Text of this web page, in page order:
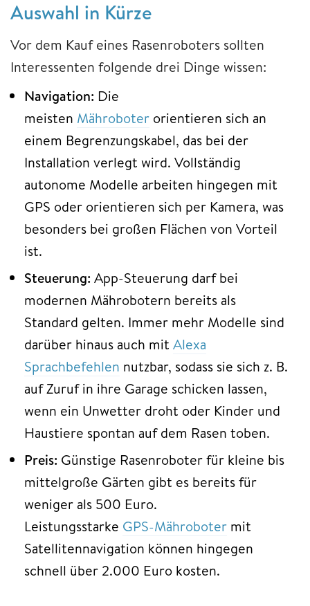
Auswahl in Kürze
Vor dem Kauf eines Rasenroboters sollten
Interessenten folgende drei Dinge wissen:
Navigation: Die
meisten Mähroboter orientieren sich an
einem Begrenzungskabel, das bei der
Installation verlegt wird. Vollständig
autonome Modelle arbeiten hingegen mit
GPS oder orientieren sich per Kamera, was
besonders bei großen Flächen von Vorteil
ist.
Steuerung: App-Steuerung darf bei
modernen Mährobotern bereits als
Standard gelten. Immer mehr Modelle sind
darüber hinaus auch mit Alexa
Sprachbefehlen nutzbar, sodass sie sich z. B.
auf Zuruf in ihre Garage schicken lassen,
wenn ein Unwetter droht oder Kinder und
Haustiere spontan auf dem Rasen toben.
Preis: Günstige Rasenroboter für kleine bis
mittelgroße Gärten gibt es bereits für
weniger als 500 Euro.
Leistungsstarke GPS-Mähroboter mit
Satellitennavigation können hingegen
schnell über 2.000 Euro kosten.